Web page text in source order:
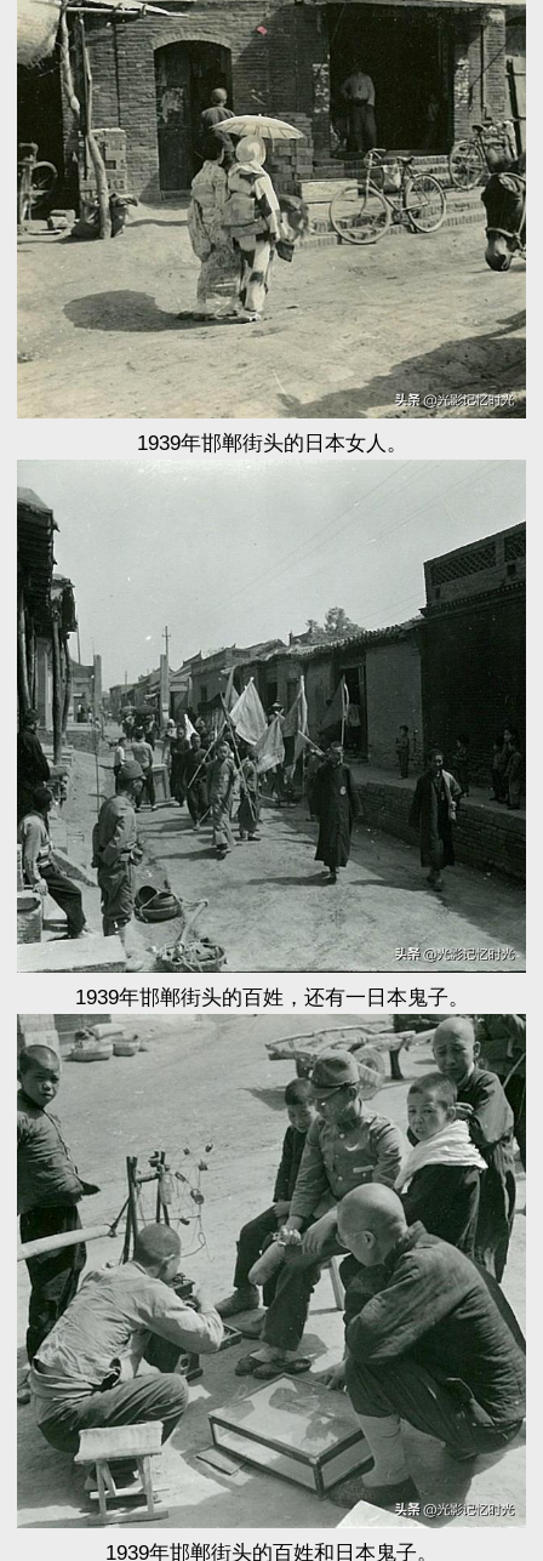
1939年邯郸街头的日本女人。
1939年邯郸街头的百姓，还有一日本鬼子。
1939年邯郸街头的百姓和日本鬼子。